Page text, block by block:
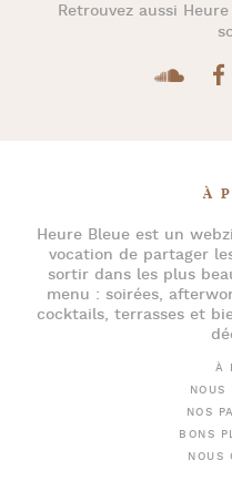
Retrouvez aussi
À
Heure Bleueest un
vocation de partager
sortir dans les plus
menu : soirées,
cocktails, terrasses et
À
NOUS
NOS
BONS
NOUS